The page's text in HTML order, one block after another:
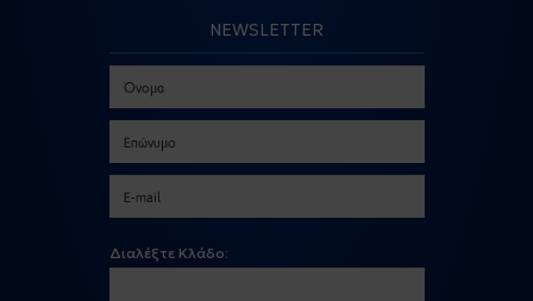
NEWSLETTER
Διαλέξτε Κλάδο: